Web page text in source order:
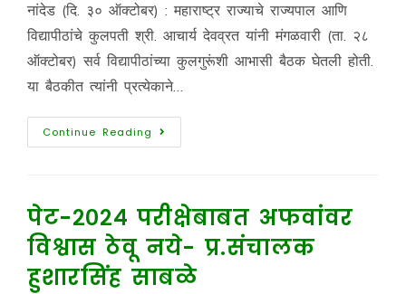
नांदेड (दि. ३० ऑक्टोबर) : महाराष्ट्र राज्याचे राज्यपाल आणि
विद्यापीठांचे कुलपती श्री. आचार्य देवव्रत यांनी मंगळवारी (ता. २८
ऑक्टोबर) सर्व विद्यापीठांच्या कुलगुरूंशी आभासी बैठक घेतली होती.
या बैठकीत त्यांनी प्रत्येकाने…
Continue Reading
पेट-२०२४ परीक्षेबाबत अफवांवर
विश्वास ठेवू नये- प्र.संचालक
हुशारसिंह साबळे